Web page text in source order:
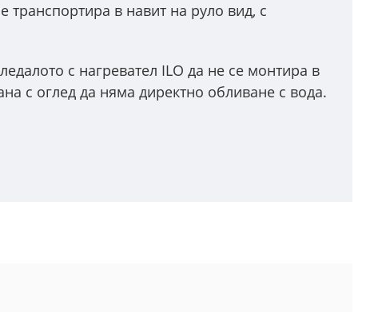
транспортира в навит на руло вид, с
с нагревател ILO да не се монтира в
с оглед да няма директно обливане с вода.